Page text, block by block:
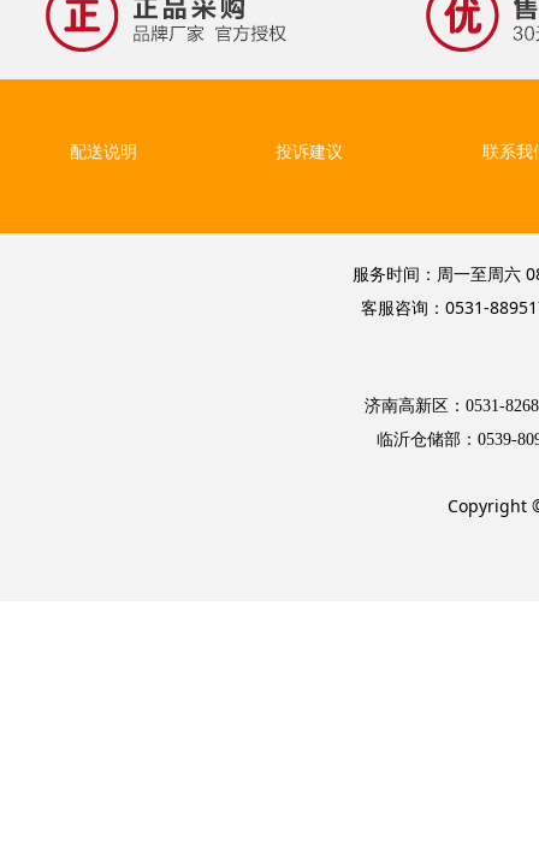
配送说明 投诉建议 联系我
Copyright
济南高新区：0531-
临沂仓储部：
服务时间：周一至周
客服咨询：0531-